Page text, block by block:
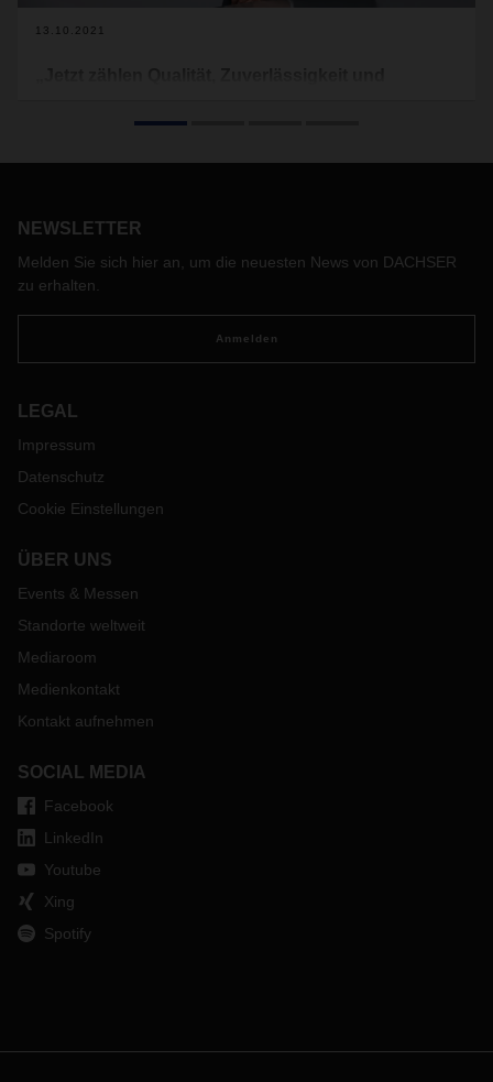
13.10.2021
verunsichern die Märkte. Die Lieferkettenplanung ist zur
NEWSLETTER
Melden Sie sich hier an, um die neuesten News von DACHSER
zu erhalten.
Anmelden
LEGAL
Impressum
Datenschutz
Cookie Einstellungen
ÜBER UNS
Events & Messen
Standorte weltweit
Mediaroom
Medienkontakt
Kontakt aufnehmen
SOCIAL MEDIA
Facebook
LinkedIn
Youtube
Xing
Spotify